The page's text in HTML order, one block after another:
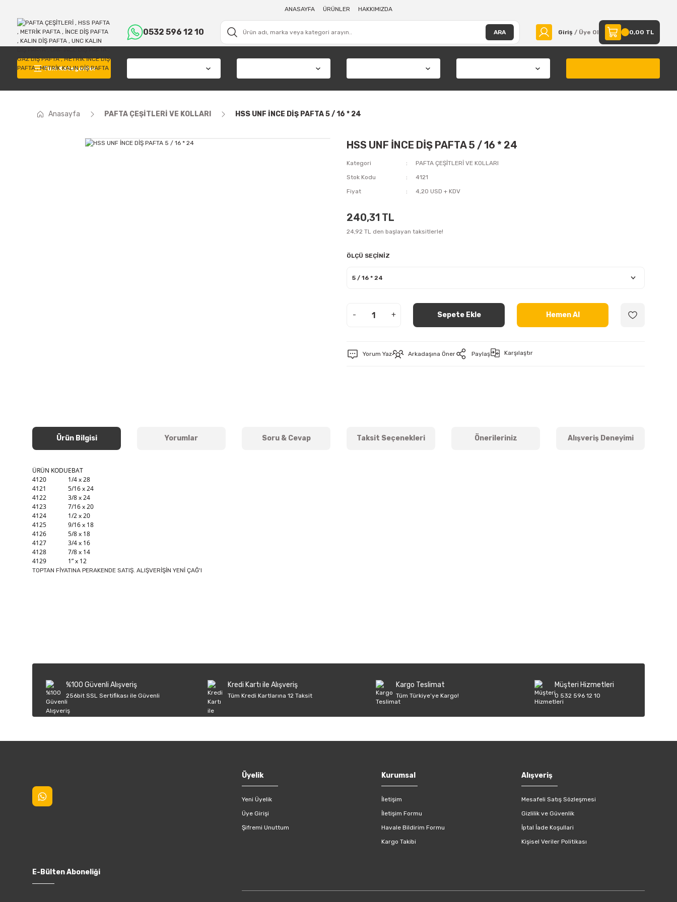
ANASAYFA ÜRÜNLER HAKKIMIZDA
0532 596 12 10 ARA Giriş / Üye Ol 0,00 TL
Tüm Kategoriler
Anasayfa PAFTA ÇEŞİTLERİ VE KOLLARI HSS UNF İNCE DİŞ PAFTA 5 / 16 * 24
HSS UNF İNCE DİŞ PAFTA 5 / 16 * 24
Kategori
PAFTA ÇEŞİTLERİ VE KOLLARI
Stok Kodu
4121
Fiyat
4,20 USD + KDV
240,31 TL
24,92 TL den başlayan taksitlerle!
ÖLÇÜ SEÇİNİZ
- + Sepete Ekle Hemen Al
Yorum Yaz Arkadaşına Öner Paylaş Karşılaştır
Ürün Bilgisi Yorumlar Soru & Cevap Taksit Seçenekleri Önerileriniz Alışveriş Deneyimi
ÜRÜN KODUEBAT
4120
1/4 x 28
4121
5/16 x 24
4122
3/8 x 24
4123
7/16 x 20
4124
1/2 x 20
4125
9/16 x 18
4126
5/8 x 18
4127
3/4 x 16
4128
7/8 x 14
4129
1” x 12
TOPTAN FİYATINA PERAKENDE SATIŞ. ALIŞVERİŞİN YENİ ÇAĞ'I
Ürün fiyatı diğer sitelerden daha pahalı.
Bu ürüne benzer farklı alternatifler olmalı.
%100 Güvenli Alışveriş
256bit SSL Sertifikası ile Güvenli
Kredi Kartı ile Alışveriş
Tüm Kredi Kartlarına 12 Taksit
Kargo Teslimat
Tüm Türkiye’ye Kargo!
Müşteri Hizmetleri
0 532 596 12 10
Üyelik
Yeni Üyelik
Üye Girişi
Şifremi Unuttum
Kurumsal
İletişim
İletişim Formu
Havale Bildirim Formu
Kargo Takibi
Alışveriş
Mesafeli Satış Sözleşmesi
Gizlilik ve Güvenlik
İptal İade Koşullari
Kişisel Veriler Politikası
E-Bülten Aboneliği